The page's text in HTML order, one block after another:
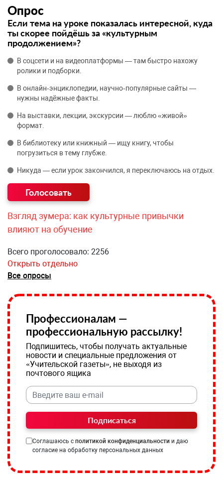
Опрос
Если тема на уроке показалась интересной, куда
ты скорее пойдёшь за «культурным
продолжением»?
В соцсети и на видеоплатформы — там быстро нахожу
ролики и подборки.
В онлайн‑энциклопедии, научно‑популярные сайты —
нужны надёжные факты.
На выставки, лекции, экскурсии — люблю «живой»
формат.
В библиотеку или книжный — ищу книгу, чтобы
погрузиться в тему глубже.
Никуда — если урок закончился, я переключаюсь на отдых.
Взгляд зумера: как культурные привычки
влияют на обучение
Всего проголосовало: 2256
Открыть отдельно
Все опросы
Профессионалам —
профессиональную рассылку!
Подпишитесь, чтобы получать актуальные
новости и специальные предложения от
«Учительской газеты», не выходя из
почтового ящика
Подписаться
Соглашаюсь с политикой конфиденциальности и даю
согласие на обработку персональных данных